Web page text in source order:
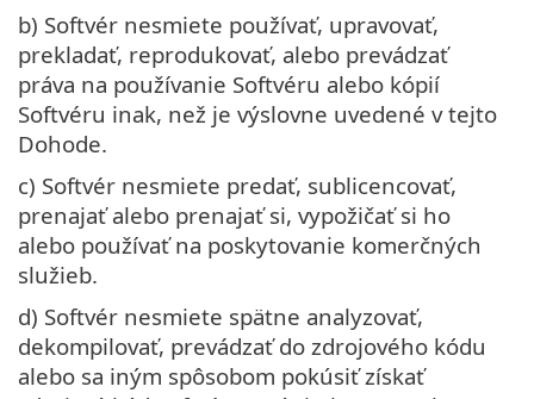
b) Softvér nesmiete používať, upravovať,
prekladať, reprodukovať, alebo prevádzať
práva na používanie Softvéru alebo kópií
Softvéru inak, než je výslovne uvedené v tejto
Dohode.
c) Softvér nesmiete predať, sublicencovať,
prenajať alebo prenajať si, vypožičať si ho
alebo používať na poskytovanie komerčných
služieb.
d) Softvér nesmiete spätne analyzovať,
dekompilovať, prevádzať do zdrojového kódu
alebo sa iným spôsobom pokúsiť získať